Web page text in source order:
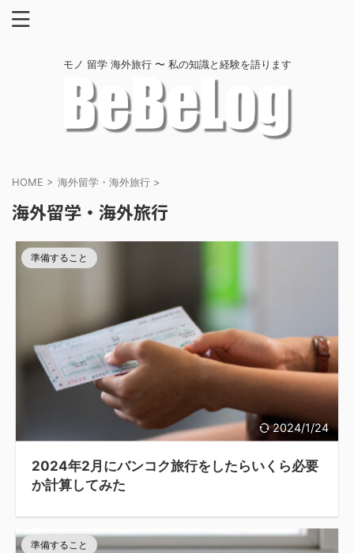
モノ 留学 海外旅行 〜 私の知識と経験を語ります
HOME > 海外留学・海外旅行 >
海外留学・海外旅行
2024/1/24
準備すること
2024年2月にバンコク旅行をしたらいくら必要
か計算してみた
準備すること